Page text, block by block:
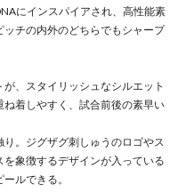
にインスパイアされ、高性能素
チの内外のどちらでもシャープ
、スタイリッシュなシルエット
着しやすく、試合前後の素早い
。ジグザグ刺しゅうのロゴやス
象徴するデザインが入っている
ルできる。